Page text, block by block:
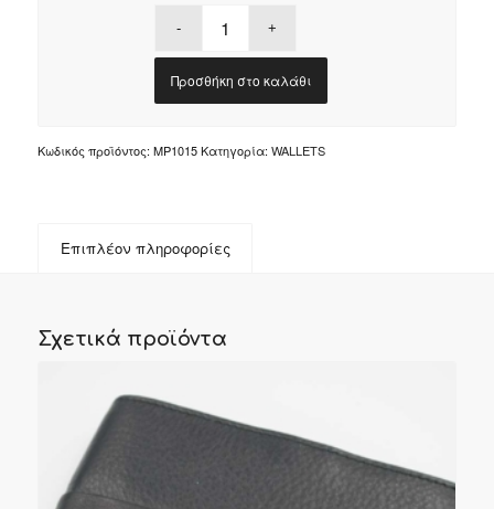
Προσθήκη στο καλάθι
Κωδικός προϊόντος: MP1015 Κατηγορία: WALLETS
Επιπλέον πληροφορίες
Σχετικά προϊόντα